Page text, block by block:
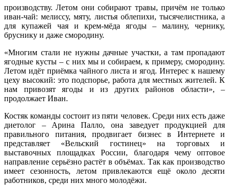
производству. Летом они собирают травы, причём не только
иван-чай: мелиссу, мяту, листья облепихи, тысячелистника, а
для купажей чая и крем-мёда ягоды – малину, чернику,
бруснику и даже смородину.
«Многим стали не нужны дачные участки, а там пропадают
ягодные кусты – с них мы и собираем, к примеру, смородину.
Летом идёт приёмка чайного листа и ягод. Интерес к нашему
цеху высокий: это подспорье, работа для местных жителей. К
нам привозят ягоды и из других районов области», –
продолжает Иван.
Костяк команды состоит из пяти человек. Среди них есть даже
диетолог – Арина Палло, она заведует продукцией для
правильного питания, продвигает бизнес в Интернете и
представляет «Вельский гостинец» на торговых и
выставочных площадках России, благодаря чему оптовое
направление серьёзно растёт в объёмах. Так как производство
имеет сезонность, летом привлекаются ещё около десяти
работников, среди них много молодёжи.